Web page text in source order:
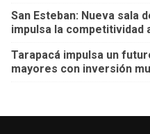
San Esteban: Nueva sala
impulsa la competitividad
Tarapacá impulsa un
mayores con inversión